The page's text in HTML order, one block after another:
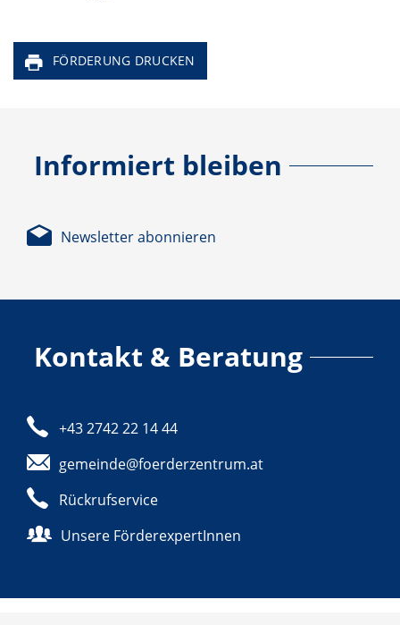
FÖRDERUNG DRUCKEN
Informiert bleiben
Newsletter abonnieren
Kontakt & Beratung
+43 2742 22 14 44
gemeinde@foerderzentrum.at
Rückrufservice
Unsere FörderexpertInnen